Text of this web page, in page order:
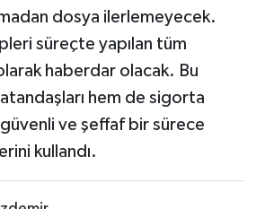
dosya ilerlemeyecek.
süreçte yapılan tüm
haberdar olacak. Bu
hem de sigorta
ve şeffaf bir sürece
kullandı.